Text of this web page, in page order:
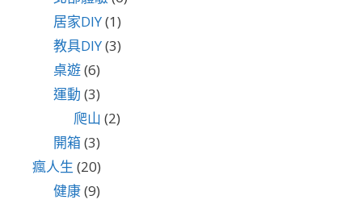
居家DIY(1)
教具DIY(3)
桌遊(6)
運動 (3)
爬山 (2)
開箱(3)
瘋人生 (20)
健康(9)